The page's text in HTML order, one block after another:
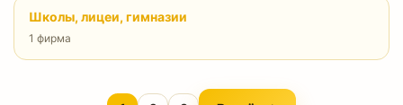
Школы, лицеи, гимназии
1 фирма